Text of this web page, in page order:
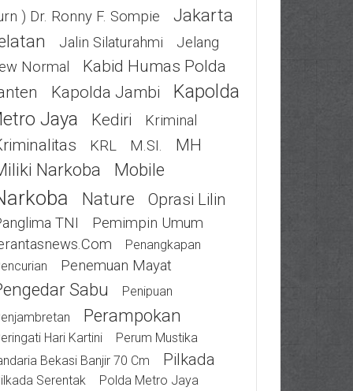
) Dr. Ronny F. Sompie
Jakarta
Jalin Silaturahmi
Jelang
Normal
Kabid Humas Polda
Kapolda Jambi
Kapolda
Jaya
Kediri Kriminal
KRL M.SI. MH
Narkoba Mobile
Nature Oprasi Lilin
TNI
Pemimpin Umum
Penangkapan
Penemuan Mayat
Sabu
Penipuan
Perampokan
Hari Kartini
Perum Mustika
Bekasi Banjir 70 Cm
Pilkada
Serentak Polda Metro Jaya